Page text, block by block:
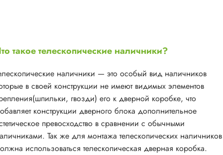
такое телескопические наличники?
наличники — это особый вид наличников
в своей конструкции не имеют видимых элементов
гвозди) его к дверной коробке, что
конструкции дверного блока дополнительное
превосходство в сравнении с обычными
Так же для монтажа телескопических наличников
использоваться телескопическая дверная коробка.